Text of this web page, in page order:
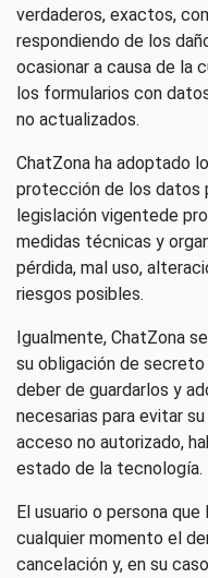
verdaderos, exactos,
respondiendo de los
ocasionar a causa de la
los formularios con
no actualizados.
ChatZona ha adoptado
protección de los datos
legislación vigentede
medidas técnicas y
pérdida, mal uso,
riesgos posibles.
Igualmente, ChatZona
su obligación de
deber de guardarlos y
necesarias para evitar
acceso no autorizado,
estado de la tecnología.
El usuario o persona
cualquier momento el
cancelación y, en su